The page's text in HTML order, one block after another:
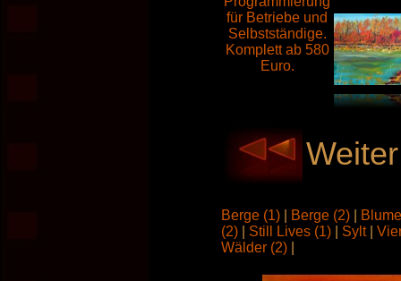
Berge (1) Berge (2)
(2)
Still Lives (1) Sylt
Wälder (2)